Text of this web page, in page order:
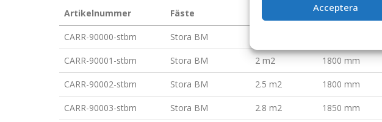
Acceptera
Artikelnummer Fäste Bredd (mm)
CARR-90000-stbm Stora BM
CARR-90001-stbm Stora BM 2 m2 1800 mm
CARR-90002-stbm Stora BM 2.5 m2 1800 mm
CARR-90003-stbm Stora BM 2.8 m2 1850 mm